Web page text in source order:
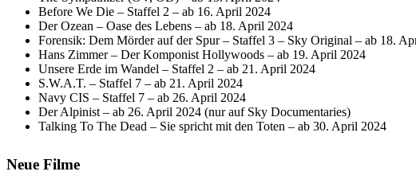
Before We Die – Staffel 2 – ab 16. April 2024
Der Ozean – Oase des Lebens – ab 18. April 2024
Forensik: Dem Mörder auf der Spur – Staffel 3 – Sky Original – ab 18.
Hans Zimmer – Der Komponist Hollywoods – ab 19. April 2024
Unsere Erde im Wandel – Staffel 2 – ab 21. April 2024
S.W.A.T. – Staffel 7 – ab 21. April 2024
Navy CIS – Staffel 7 – ab 26. April 2024
Der Alpinist – ab 26. April 2024 (nur auf Sky Documentaries)
Talking To The Dead – Sie spricht mit den Toten – ab 30. April 2024
Neue Filme